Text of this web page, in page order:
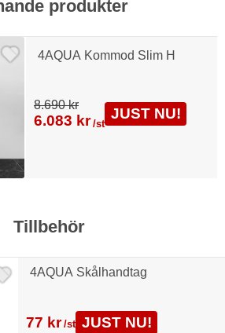
produkter
4AQUA Kommod Slim H
8.690 kr
6.083 kr /st
JUST NU!
Tillbehör
4AQUA Skålhandtag
77 kr /st JUST NU!